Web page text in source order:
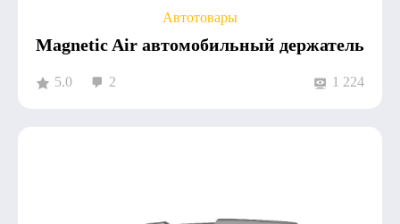
Автотовары
Magnetic Air автомобильный держатель
5.0 2 1 224